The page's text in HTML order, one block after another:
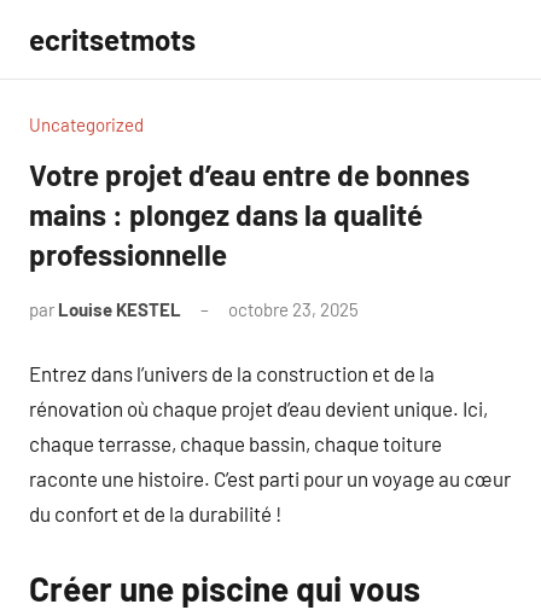
contenu
ecritsetmots
Uncategorized
Votre projet d’eau entre de bonnes
mains : plongez dans la qualité
professionnelle
par Louise KESTEL octobre 23, 2025
Entrez dans l’univers de la construction et de la
rénovation où chaque projet d’eau devient unique. Ici,
chaque terrasse, chaque bassin, chaque toiture
raconte une histoire. C’est parti pour un voyage au cœur
du confort et de la durabilité !
Créer une piscine qui vous